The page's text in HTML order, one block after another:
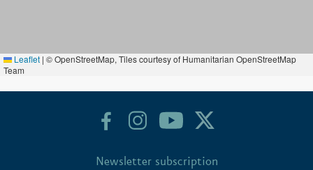
Leaflet | © OpenStreetMap, Tiles courtesy of Humanitarian OpenStreetMap
Team
Newsletter subscription